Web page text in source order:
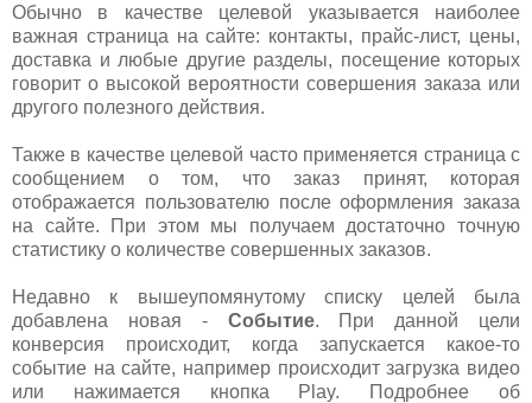
Обычно в качестве целевой указывается наиболее
важная страница на сайте: контакты, прайс-лист, цены,
доставка и любые другие разделы, посещение которых
говорит о высокой вероятности совершения заказа или
другого полезного действия.
Также в качестве целевой часто применяется страница с
сообщением о том, что заказ принят, которая
отображается пользователю после оформления заказа
на сайте. При этом мы получаем достаточно точную
статистику о количестве совершенных заказов.
Недавно к вышеупомянутому списку целей была
добавлена новая - Событие. При данной цели
конверсия происходит, когда запускается какое-то
событие на сайте, например происходит загрузка видео
или нажимается кнопка Play. Подробнее об